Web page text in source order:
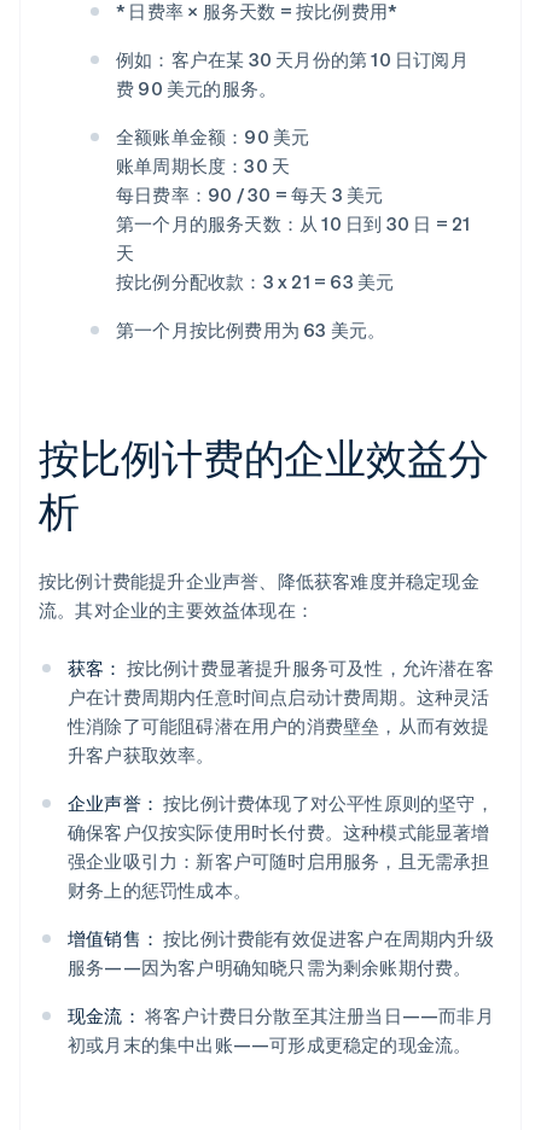
* 日费率 × 服务天数 = 按比例费用*
例如：客户在某 30 天月份的第 10 日订阅月
费 90 美元的服务。
全额账单金额：90 美元
账单周期长度：30 天
每日费率：90 / 30 = 每天 3 美元
第一个月的服务天数：从 10 日到 30 日 = 21
天
按比例分配收款：3 x 21 = 63 美元
第一个月按比例费用为 63 美元。
按比例计费的企业效益分
析
按比例计费能提升企业声誉、降低获客难度并稳定现金
流。其对企业的主要效益体现在：
获客： 按比例计费显著提升服务可及性，允许潜在客
户在计费周期内任意时间点启动计费周期。这种灵活
性消除了可能阻碍潜在用户的消费壁垒，从而有效提
升客户获取效率。
企业声誉： 按比例计费体现了对公平性原则的坚守，
确保客户仅按实际使用时长付费。这种模式能显著增
强企业吸引力：新客户可随时启用服务，且无需承担
财务上的惩罚性成本。
增值销售： 按比例计费能有效促进客户在周期内升级
服务——因为客户明确知晓只需为剩余账期付费。
现金流： 将客户计费日分散至其注册当日——而非月
初或月末的集中出账——可形成更稳定的现金流。